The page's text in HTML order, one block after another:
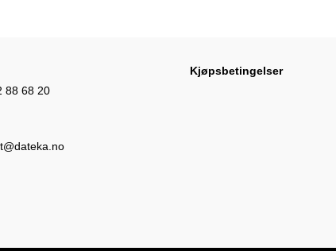
88 68 20Opens
application
Opens
Kjøpsbetingelser